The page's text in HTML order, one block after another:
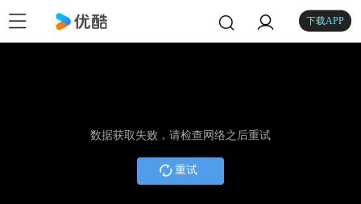
下载APP
数据获取失败，请检查网络之后重试
重试